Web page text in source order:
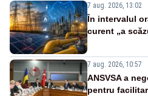
7 aug. 2026, 13:02
În intervalul
curent „a
7 aug. 2026, 10:57
ANSVSA a
pentru